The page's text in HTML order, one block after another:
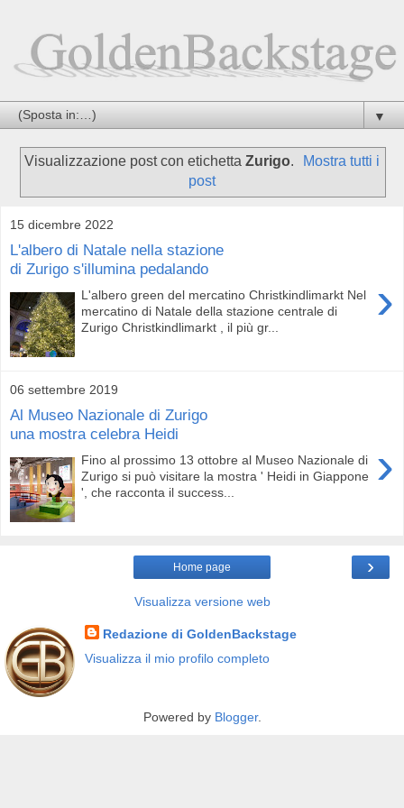
▼
Visualizzazione post con etichetta Zurigo.
Mostra tutti i
post
15 dicembre 2022
L'albero di Natale nella stazione
di Zurigo s'illumina pedalando
›
L'albero green del mercatino Christkindlimarkt Nel
mercatino di Natale della stazione centrale di
Zurigo Christkindlimarkt , il più gr...
06 settembre 2019
Al Museo Nazionale di Zurigo
una mostra celebra Heidi
›
Fino al prossimo 13 ottobre al Museo Nazionale di
Zurigo si può visitare la mostra ' Heidi in Giappone
', che racconta il success...
›
Home page
Visualizza versione web
Redazione di GoldenBackstage
Visualizza il mio profilo completo
Powered by Blogger.